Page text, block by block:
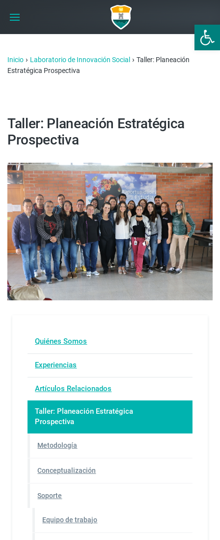
Abrir
Inicio › Laboratorio de Innovación Social › Taller: Planeación
Estratégica Prospectiva
Taller: Planeación Estratégica
Prospectiva
Quiénes Somos
Experiencias
Artículos Relacionados
Taller: Planeación Estratégica
Prospectiva
Metodología
Conceptualización
Soporte
Equipo de trabajo